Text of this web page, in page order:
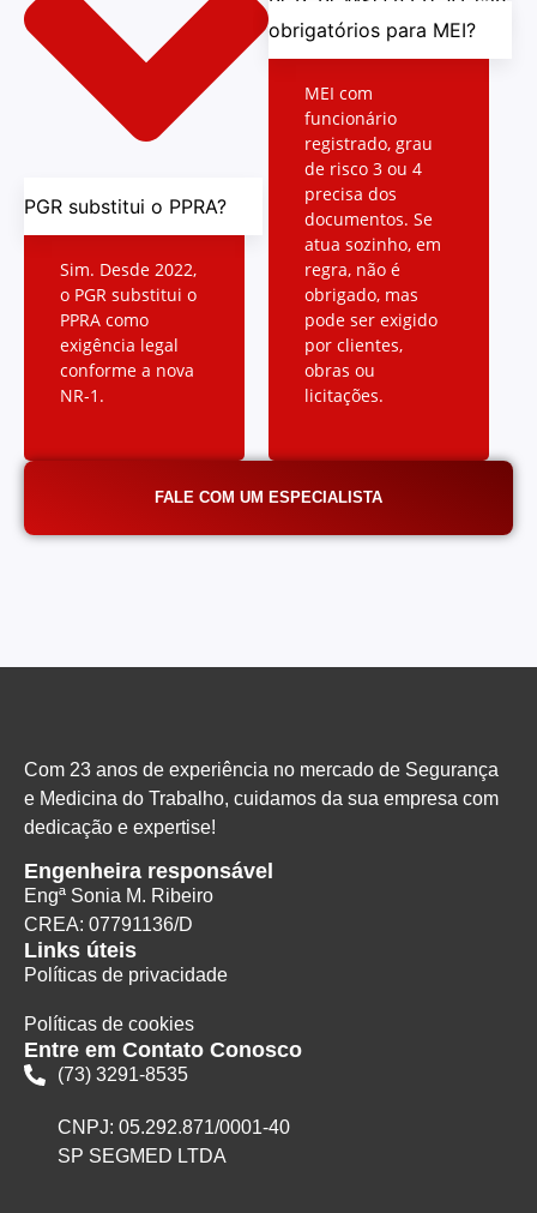
PGR substitui o PPRA?
Sim. Desde 2022,
o PGR substitui o
PPRA como
exigência legal
conforme a nova
NR-1.
obrigatórios para MEI?
MEI com
funcionário
registrado, grau
de risco 3 ou 4
precisa dos
documentos. Se
atua sozinho, em
regra, não é
obrigado, mas
pode ser exigido
por clientes,
obras ou
licitações.
FALE COM UM ESPECIALISTA
Com 23 anos de experiência no mercado de Segurança
e Medicina do Trabalho, cuidamos da sua empresa com
dedicação e expertise!
Engenheira responsável
Engª Sonia M. Ribeiro
CREA: 07791136/D
Links úteis
Políticas de privacidade
Políticas de cookies
Entre em Contato Conosco
(73) 3291-8535
CNPJ: 05.292.871/0001-40
SP SEGMED LTDA